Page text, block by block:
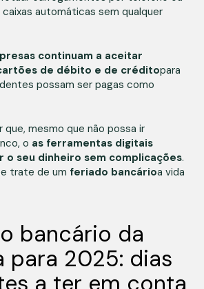
automáticas sem qualquer
continuam a aceitar
de débito e de créditopara
possam ser pagas como
mesmo que não possa ir
o as ferramentas digitais
seu dinheiro sem complicações.
trate de um feriado bancárioa vida
bancário da
para 2025: dias
a ter em conta